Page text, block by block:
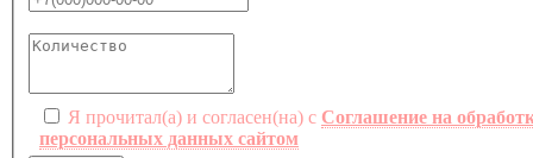
Я прочитал(а) и согласен(на) с Соглашение на
персональных данных сайтом